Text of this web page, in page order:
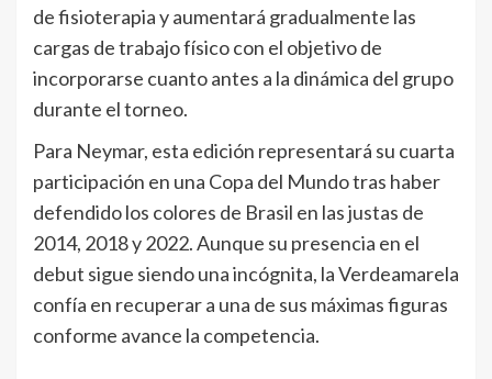
de fisioterapia y aumentará gradualmente las
cargas de trabajo físico con el objetivo de
incorporarse cuanto antes a la dinámica del grupo
durante el torneo.
Para Neymar, esta edición representará su cuarta
participación en una Copa del Mundo tras haber
defendido los colores de Brasil en las justas de
2014, 2018 y 2022. Aunque su presencia en el
debut sigue siendo una incógnita, la Verdeamarela
confía en recuperar a una de sus máximas figuras
conforme avance la competencia.